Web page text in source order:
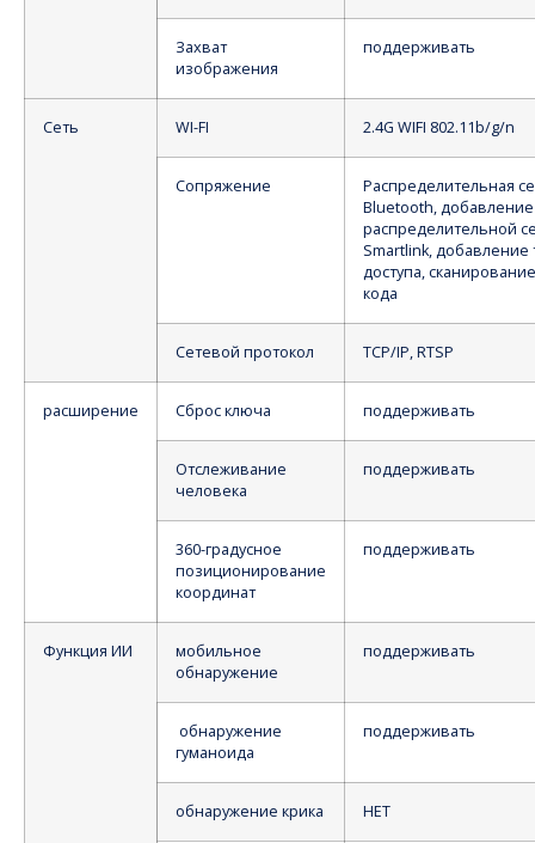
Захват
изображения
поддерживать
Сеть WI-FI 2.4G WIFI 802.11b/g/n
Сопряжение
Распределительная
Bluetooth, добавление
распределительной
Smartlink, добавление
доступа,
кода
Сетевой протокол TCP/IP, RTSP
расширение Сброс ключа поддерживать
Отслеживание
человека
поддерживать
360-градусное
позиционирование
координат
поддерживать
Функция ИИ
мобильное
обнаружение
поддерживать
обнаружение
гуманоида
поддерживать
обнаружение крика НЕТ